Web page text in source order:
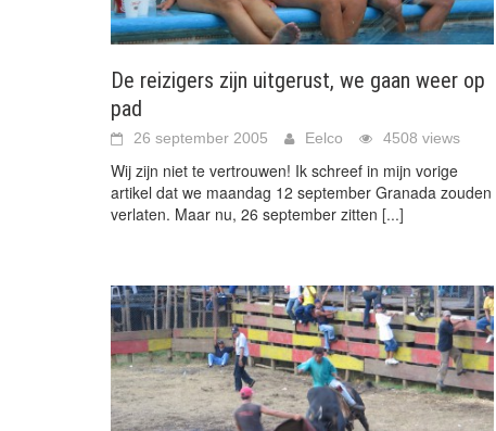
De reizigers zijn uitgerust, we gaan weer op
pad
26 september 2005 Eelco 4508 views
Wij zijn niet te vertrouwen! Ik schreef in mijn vorige
artikel dat we maandag 12 september Granada zouden
verlaten. Maar nu, 26 september zitten [...]